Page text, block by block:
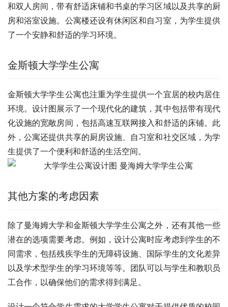
和双人房间，带有舒适床铺和书桌的学习区域以及共享的厨
房和浴室设施。公寓楼还设有休闲区和自习室，为学生提供
了一个安静和舒适的学习环境。
金斯顿大学学生公寓
金斯顿大学学生公寓也注重为学生提供一个宜居的校内居住
环境。设计图展示了一个现代化的建筑，其中包括带有现代
化设施的宽敞房间，包括高速互联网接入和舒适的床铺。此
外，公寓还提供共享的厨房设施、自习室和社交区域，为学
生提供了一个便利和舒适的生活空间。
其他方案的考虑因素
除了曼海姆大学和金斯顿大学学生公寓之外，还有其他一些
潜在的选项需要考虑。例如，设计公寓时应考虑到学生的不
同需求，包括残疾学生的无障碍设施、国际学生的文化差异
以及学术型学生的学习环境等等。团队可以与学生和教职员
工合作，以确保他们的需求得到满足。